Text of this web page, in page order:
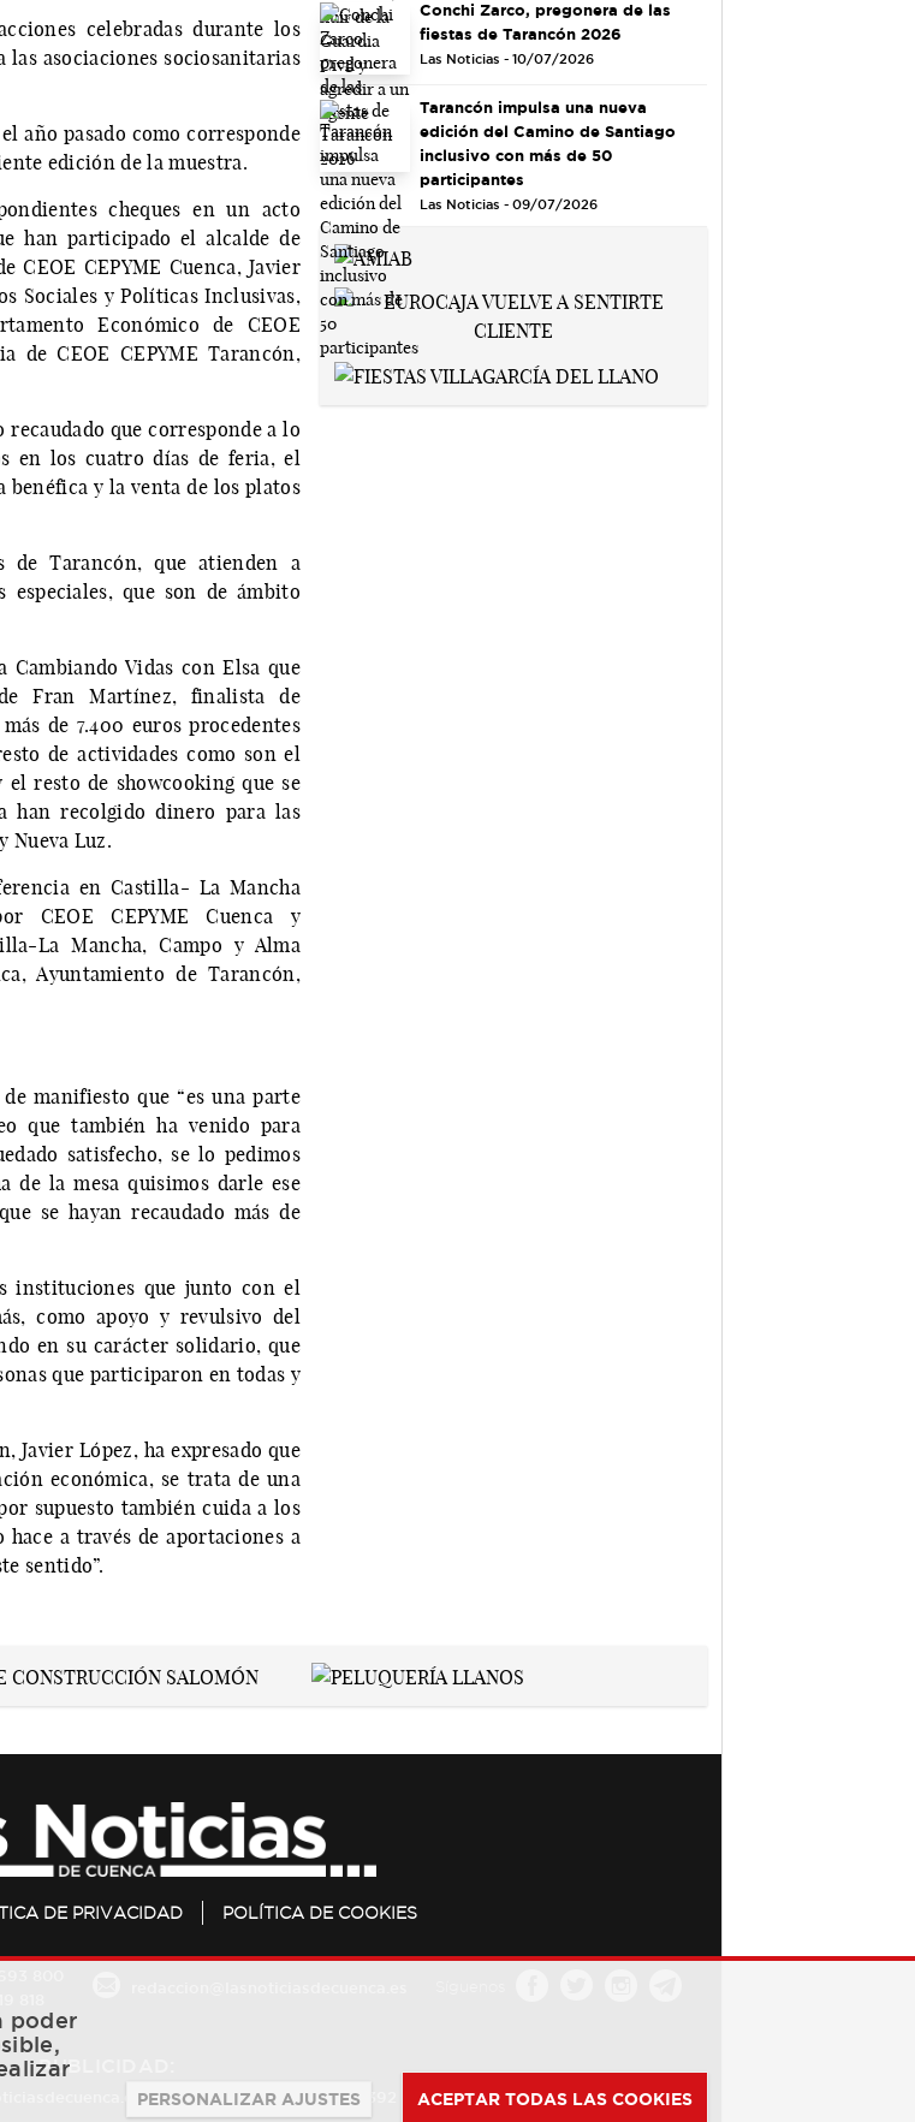
celebradas durante los
las asociaciones sociosanitarias
año pasado como corresponde
edición de la muestra.
cheques en un acto
han participado el alcalde de
CEOE CEPYME Cuenca, Javier
Sociales y Políticas Inclusivas,
Económico de CEOE
de CEOE CEPYME Tarancón,
que corresponde a lo
en los cuatro días de feria, el
benéfica y la venta de los platos
de Tarancón, que atienden a
especiales, que son de ámbito
Cambiando Vidas con Elsa que
Fran Martínez, finalista de
de 7.400 euros procedentes
de actividades como son el
resto de showcooking que se
han recolgido dinero para las
Nueva Luz.
en Castilla- La Mancha
CEOE CEPYME Cuenca y
La Mancha, Campo y Alma
Ayuntamiento de Tarancón,
manifiesto que “es una parte
que también ha venido para
satisfecho, se lo pedimos
de la mesa quisimos darle ese
se hayan recaudado más de
instituciones que junto con el
como apoyo y revulsivo del
en su carácter solidario, que
que participaron en todas y
Javier López, ha expresado que
económica, se trata de una
supuesto también cuida a los
a través de aportaciones a
sentido”.
Conchi Zarco, pregonera de las
fiestas de Tarancón 2026
Las Noticias - 10/07/2026
Tarancón impulsa una nueva
edición del Camino de Santiago
inclusivo con más de 50
participantes
Las Noticias - 09/07/2026
DE PRIVACIDAD POLÍTICA DE COOKIES
PUBLICIDAD:
684 126 573 / 670 726 392
poder
PERSONALIZAR AJUSTES ACEPTAR TODAS LAS COOKIES